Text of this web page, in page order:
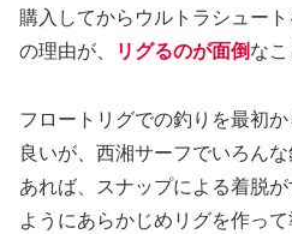
購入してからウルトラシュー
の理由が、
リグるのが面倒なこ
フロートリグでの釣りを最初
良いが、西湘サーフでいろん
あれば、スナップによる着脱
ようにあらかじめリグを作って